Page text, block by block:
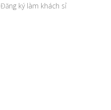
Đăng ký làm khách sỉ